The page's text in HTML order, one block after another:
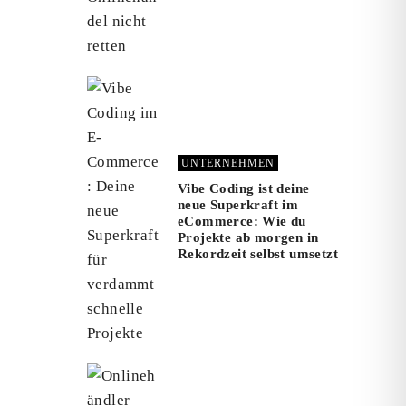
UNTERNEHMEN
Vibe Coding ist deine
neue Superkraft im
eCommerce: Wie du
Projekte ab morgen in
Rekordzeit selbst umsetzt